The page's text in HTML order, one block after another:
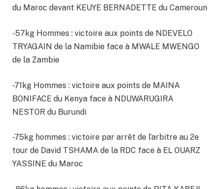
du Maroc devant KEUYE BERNADETTE du Cameroun
-57kg Hommes : victoire aux points de NDEVELO
TRYAGAIN de la Namibie face à MWALE MWENGO
de la Zambie
-71kg Hommes : victoire aux points de MAINA
BONIFACE du Kenya face à NDUWARUGIRA
NESTOR du Burundi
-75kg hommes : victoire par arrêt de l’arbitre au 2e
tour de David TSHAMA de la RDC face à EL OUARZ
YASSINE du Maroc